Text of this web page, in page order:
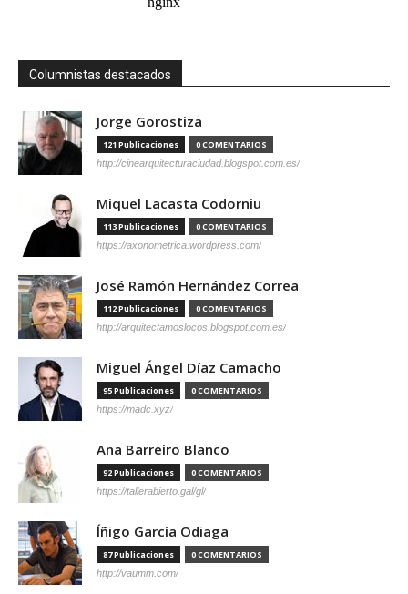
Columnistas destacados
Jorge Gorostiza
121 Publicaciones 0 COMENTARIOS
http://cinearquitecturaciudad.blogspot.com.es/
Miquel Lacasta Codorniu
113 Publicaciones 0 COMENTARIOS
https://axonometrica.wordpress.com/
José Ramón Hernández Correa
112 Publicaciones 0 COMENTARIOS
http://arquitectamoslocos.blogspot.com.es/
Miguel Ángel Díaz Camacho
95 Publicaciones 0 COMENTARIOS
https://madc.xyz/
Ana Barreiro Blanco
92 Publicaciones 0 COMENTARIOS
https://tallerabierto.gal/gl/
Íñigo García Odiaga
87 Publicaciones 0 COMENTARIOS
http://vaumm.com/